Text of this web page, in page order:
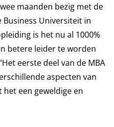
maanden bezig met de
Universiteit in
is het nu al 1000%
betere leider te worden
eerste deel van de MBA
aspecten van
een geweldige en